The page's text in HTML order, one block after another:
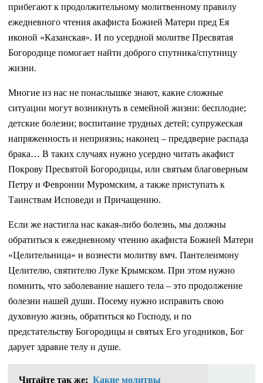
прибегают к продолжительному молитвенному правилу
ежедневного чтения акафиста Божией Матери пред Ея
иконой «Казанская». И по усердной молитве Пресвятая
Богородице помогает найти доброго спутника/спутницу
жизни.
Многие из нас не понаслышке знают, какие сложные
ситуации могут возникнуть в семейной жизни: бесплодие;
детские болезни; воспитание трудных детей; супружеская
напряженность и неприязнь; наконец – преддверие распада
брака… В таких случаях нужно усердно читать акафист
Покрову Пресвятой Богородицы, или святым благоверным
Петру и Февронии Муромским, а также приступать к
Таинствам Исповеди и Причащению.
Если же настигла нас какая-либо болезнь, мы должны
обратиться к ежедневному чтению акафиста Божией Матери
«Целительница» и вознести молитву вмч. Пантелеимону
Целителю, святителю Луке Крымском. При этом нужно
помнить, что заболевание нашего тела – это продолжение
болезни нашей души. Посему нужно исправить свою
духовную жизнь, обратиться ко Господу, и по
предстательству Богородицы и святых Его угодников, Бог
дарует здравие телу и душе.
Читайте так же: Какие молитвы